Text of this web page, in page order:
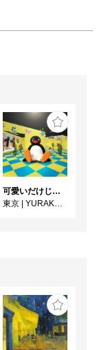
可愛いだけじゃない！？ピングー展
東京
YURAKUCHO MUSEUM（有楽町ミュージアム）